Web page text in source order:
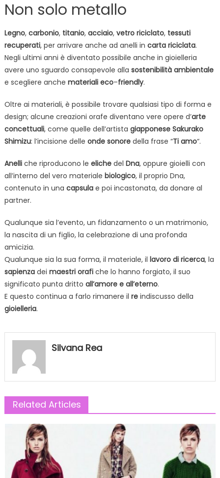
Non solo metallo
Legno, carbonio, titanio, acciaio, vetro riciclato, tessuti
recuperati, per arrivare anche ad anelli in carta riciclata.
Negli ultimi anni è diventato possibile anche in gioielleria
avere uno sguardo consapevole alla sostenibilità ambientale
e scegliere anche materiali eco–friendly.
Oltre ai materiali, è possibile trovare qualsiasi tipo di forma e
design; alcune creazioni orafe diventano vere opere d’arte
concettuali, come quelle dell’artista giapponese Sakurako
Shimizu: l’incisione delle onde sonoredella frase “Ti amo“.
Anelliche riproducono le elichedel Dna, oppure gioielli con
all’interno del vero materiale biologico, il proprio Dna,
contenuto in una capsulae poi incastonata, da donare al
partner.
Qualunque sia l’evento, un fidanzamento o un matrimonio,
la nascita di un figlio, la celebrazione di una profonda
amicizia.
Qualunque sia la sua forma, il materiale, il lavoro di ricerca, la
sapienzadei maestri orafiche lo hanno forgiato, il suo
significato punta dritto all’amore e all’eterno.
E questo continua a farlo rimanere il reindiscusso della
gioielleria.
Silvana Rea
Related Articles